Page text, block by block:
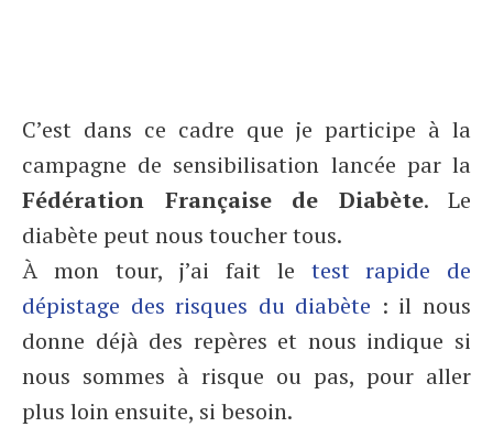
C’est dans ce cadre que je participe à la
campagne de sensibilisation lancée par la
Fédération Française de Diabète. Le
diabète peut nous toucher tous.
À mon tour, j’ai fait le test rapide de
dépistage des risques du diabète : il nous
donne déjà des repères et nous indique si
nous sommes à risque ou pas, pour aller
plus loin ensuite, si besoin.